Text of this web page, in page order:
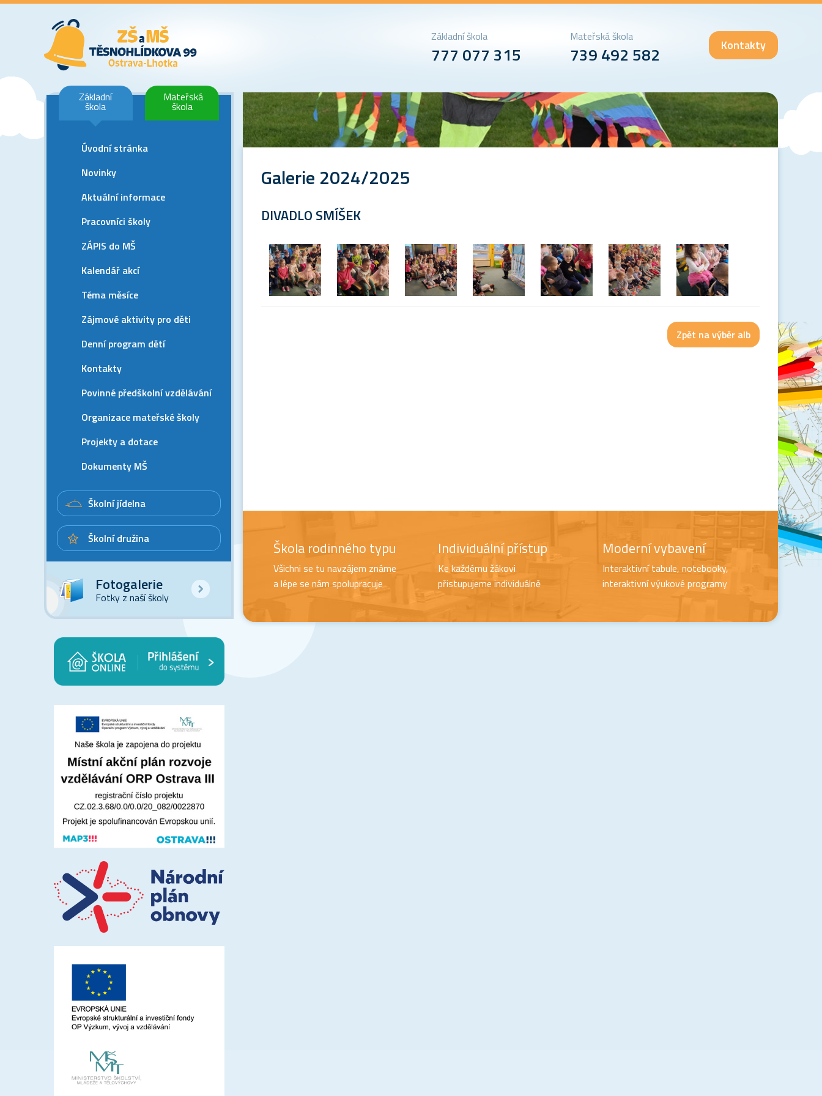
Kontakty
Základní škola
777 077 315
Mateřská škola
739 492 582
Základní
škola
Mateřská
škola
Úvodní stránka
Novinky
Aktuální informace
Pracovníci školy
ZÁPIS do MŠ
Kalendář akcí
Téma měsíce
Zájmové aktivity pro děti
Denní program dětí
Kontakty
Povinné předškolní vzdělávání
Organizace mateřské školy
Projekty a dotace
Dokumenty MŠ
Školní jídelna
Školní družina
Fotogalerie
Fotky z naší školy
Galerie 2024/2025
DIVADLO SMÍŠEK
Zpět na výběr alb
Škola rodinného typu
Všichni se tu navzájem známe
a lépe se nám spolupracuje
Individuální přístup
Ke každému žákovi
přistupujeme individuálně
Moderní vybavení
Interaktivní tabule, notebooky,
interaktivní výukové programy